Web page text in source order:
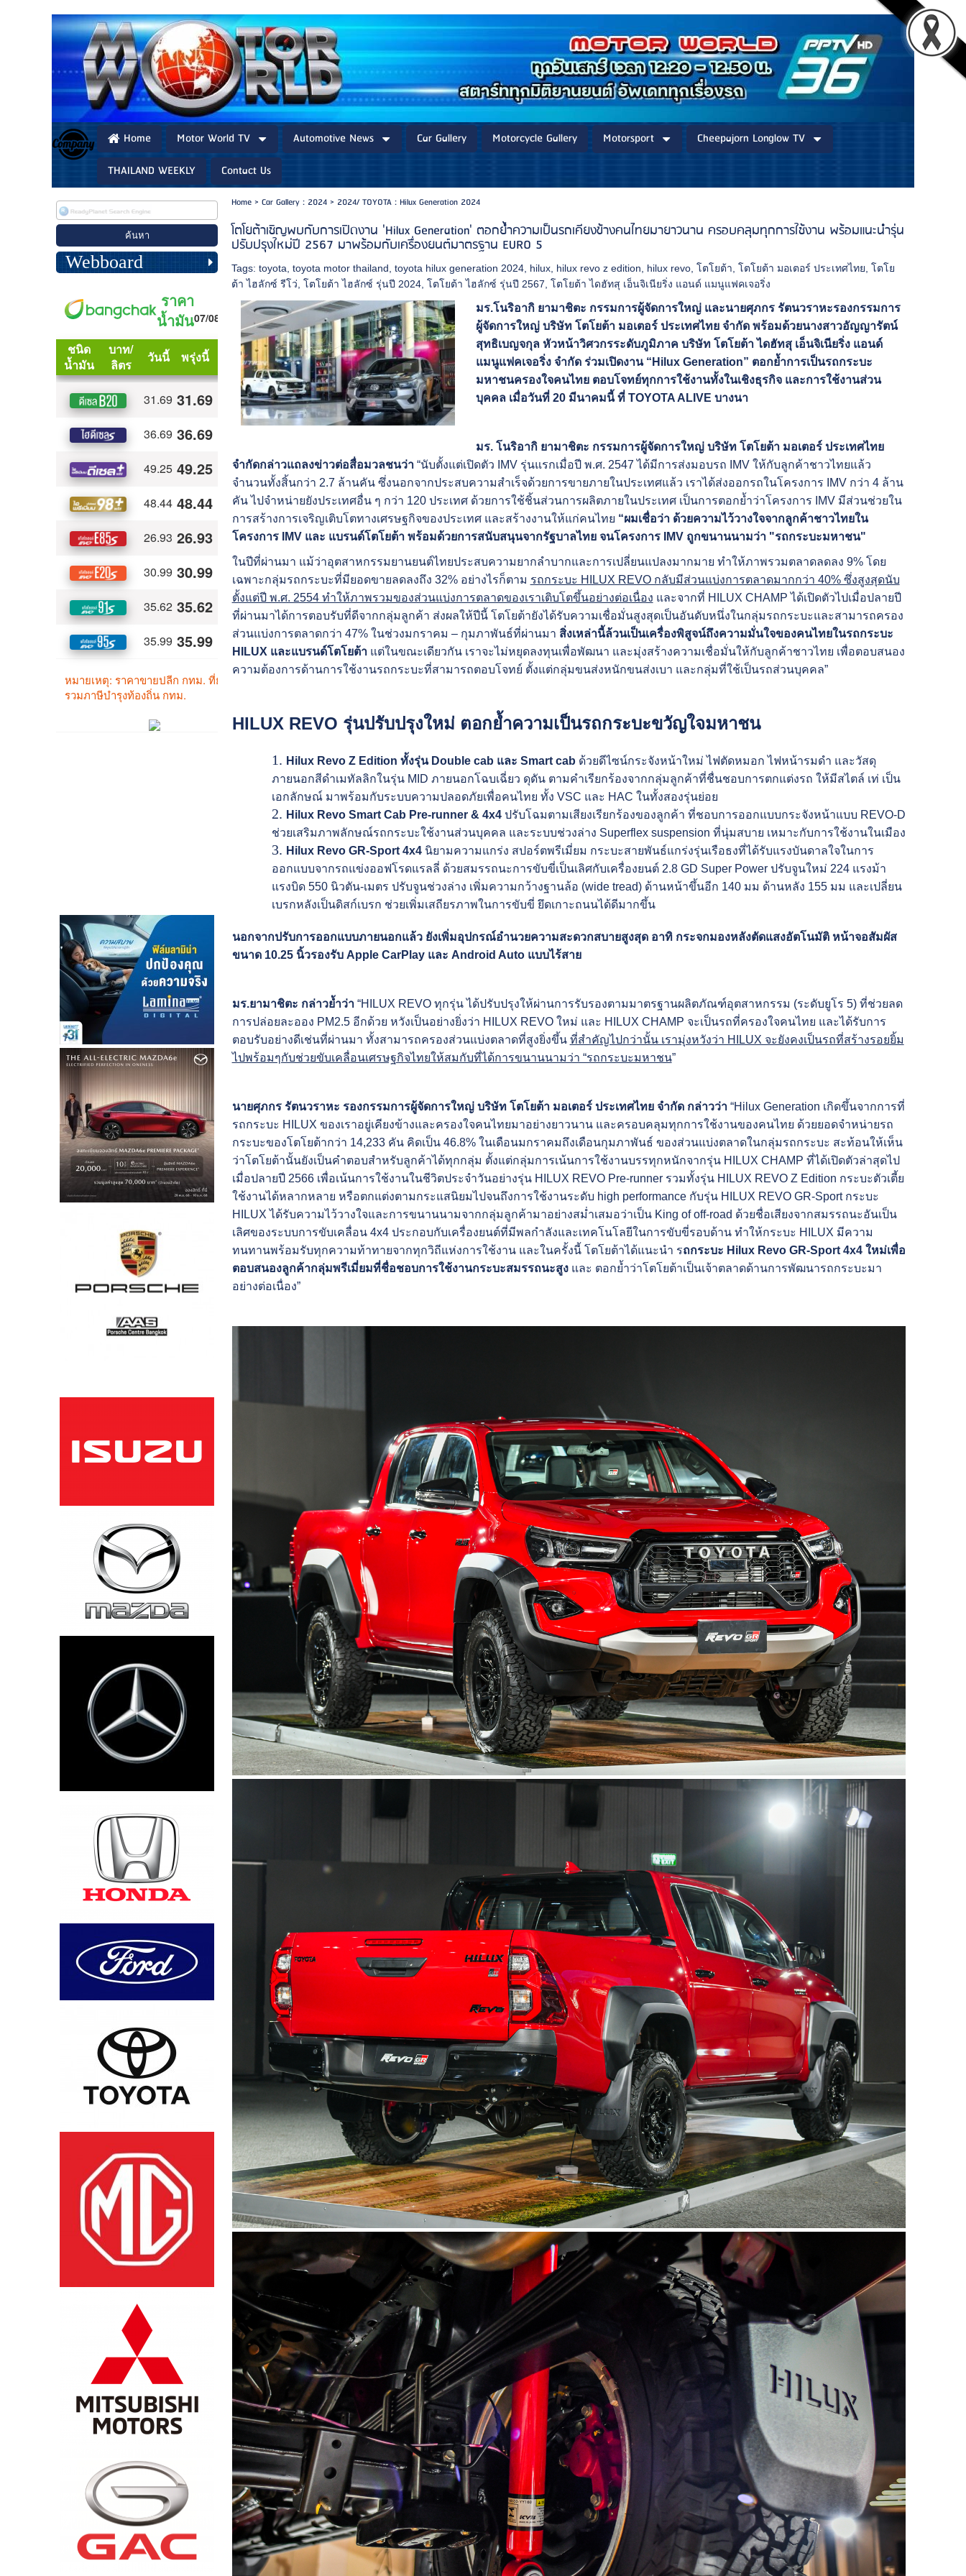
Home Motor World TV Automotive News Car Gallery Motorcycle Gallery Motorsport
Cheepajorn Longlow TV
THAILAND WEEKLY
Contact Us
Webboard
Home> Car Gallery : 2024> 2024/ TOYOTA : Hilux Generation 2024
โตโยต้าเชิญพบกับการเปิดงาน 'Hilux Generation' ตอกย้ำความเป็นรถเคียงข้างคนไทยมายาวนาน ครอบคลุมทุกการใช้งาน พร้อมแนะนำรุ่น
ปรับปรุงใหม่ปี 2567 มาพร้อมกับเครื่องยนต์มาตรฐาน EURO 5
Tags:toyota ,toyota motor thailand ,toyota hilux generation 2024 hilux hilux revo z edition hilux revo ,โตโยต้า ,โตโยต้า มอเตอร์ ประเทศไทย ,โตโย
ต้า ไฮลักซ์ รีโว่ ,โตโยต้า ไฮลักซ์ รุ่นปี 2024 ,โตโยต้า ไฮลักซ์ รุ่นปี 2567 ,โตโยต้า ไดฮัทสุ เอ็นจิเนียริ่ง แอนด์ แมนูแฟคเจอริ่ง
มร.โนริอากิ ยามาชิตะ กรรมการผู้จัดการใหญ่ และนายศุภกร รัตนวราหะรองกรรมการ
ผู้จัดการใหญ่ บริษัท โตโยต้า มอเตอร์ ประเทศไทย จำกัด พร้อมด้วยนางสาวอัญญารัตน์
สุทธิเบญจกุล หัวหน้าวิศวกรระดับภูมิภาค บริษัท โตโยต้า ไดฮัทสุ เอ็นจิเนียริ่ง แอนด์
แมนูแฟคเจอริ่ง จำกัด ร่วมเปิดงาน “Hilux Generation” ตอกย้ำการเป็นรถกระบะ
มหาชนครองใจคนไทย ตอบโจทย์ทุกการใช้งานทั้งในเชิงธุรกิจ และการใช้งานส่วน
บุคคล เมื่อวันที่ 20 มีนาคมนี้ ที่ TOYOTA ALIVE บางนา
มร. โนริอากิ ยามาชิตะ กรรมการผู้จัดการใหญ่ บริษัท โตโยต้า มอเตอร์ ประเทศไทย
จำกัดกล่าวแถลงข่าวต่อสื่อมวลชนว่า“นับตั้งแต่เปิดตัว IMV รุ่นแรกเมื่อปี พ.ศ. 2547 ได้มีการส่งมอบรถ IMV ให้กับลูกค้าชาวไทยแล้ว
จำนวนทั้งสิ้นกว่า 2.7 ล้านคัน ซึ่งนอกจากประสบความสำเร็จด้วยการขายภายในประเทศแล้ว เราได้ส่งออกรถในโครงการ IMV กว่า 4 ล้าน
คัน ไปจำหน่ายยังประเทศอื่น ๆ กว่า 120 ประเทศ ด้วยการใช้ชิ้นส่วนการผลิตภายในประเทศ เป็นการตอกย้ำว่าโครงการ IMV มีส่วนช่วยใน
การสร้างการเจริญเติบโตทางเศรษฐกิจของประเทศ และสร้างงานให้แก่คนไทย “ผมเชื่อว่า ด้วยความไว้วางใจจากลูกค้าชาวไทยใน
โครงการ IMV และ แบรนด์โตโยต้า พร้อมด้วยการสนับสนุนจากรัฐบาลไทย จนโครงการ IMV ถูกขนานนามว่า "รถกระบะมหาชน"
ในปีที่ผ่านมา แม้ว่าอุตสาหกรรมยานยนต์ไทยประสบความยากลำบากและการเปลี่ยนแปลงมากมาย ทำให้ภาพรวมตลาดลดลง 9% โดย
เฉพาะกลุ่มรถกระบะที่มียอดขายลดลงถึง 32% อย่างไรก็ตาม รถกระบะ HILUX REVO กลับมีส่วนแบ่งการตลาดมากกว่า 40% ซึ่งสูงสุดนับ
ตั้งแต่ปี พ.ศ. 2554 ทำให้ภาพรวมของส่วนแบ่งการตลาดของเราเติบโตขึ้นอย่างต่อเนื่อง และจากที่ HILUX CHAMP ได้เปิดตัวไปเมื่อปลายปี
ที่ผ่านมาได้การตอบรับที่ดีจากกลุ่มลูกค้า ส่งผลให้ปีนี้ โตโยต้ายังได้รับความเชื่อมั่นสูงสุดเป็นอันดับหนึ่งในกลุ่มรถกระบะและสามารถครอง
ส่วนแบ่งการตลาดกว่า 47% ในช่วงมกราคม – กุมภาพันธ์ที่ผ่านมา สิ่งเหล่านี้ล้วนเป็นเครื่องพิสูจน์ถึงความมั่นใจของคนไทยในรถกระบะ
HILUX และแบรนด์โตโยต้าแต่ในขณะเดียวกัน เราจะไม่หยุดลงทุนเพื่อพัฒนา และมุ่งสร้างความเชื่อมั่นให้กับลูกค้าชาวไทย เพื่อตอบสนอง
ความต้องการด้านการใช้งานรถกระบะที่สามารถตอบโจทย์ ตั้งแต่กลุ่มขนส่งหนักขนส่งเบา และกลุ่มที่ใช้เป็นรถส่วนบุคคล”
HILUX REVO รุ่นปรับปรุงใหม่ ตอกย้ำความเป็นรถกระบะขวัญใจมหาชน
Hilux Revo Z Edition ทั้งรุ่น Double cab และ Smart cab ด้วยดีไซน์กระจังหน้าใหม่ ไฟตัดหมอก ไฟหน้ารมดำ และวัสดุ
ภายนอกสีดำเมทัลลิกในรุ่น MID ภายนอกโฉบเฉี่ยว ดุดัน ตามคำเรียกร้องจากกลุ่มลูกค้าที่ชื่นชอบการตกแต่งรถ ให้มีสไตล์ เท่ เป็น
เอกลักษณ์ มาพร้อมกับระบบความปลอดภัยเพื่อคนไทย ทั้ง VSC และ HAC ในทั้งสองรุ่นย่อย
Hilux Revo Smart Cab Pre-runner & 4x4ปรับโฉมตามเสียงเรียกร้องของลูกค้า ที่ชอบการออกแบบกระจังหน้าแบบ REVO-D
ช่วยเสริมภาพลักษณ์รถกระบะใช้งานส่วนบุคคล และระบบช่วงล่าง Superflex suspension ที่นุ่มสบาย เหมาะกับการใช้งานในเมือง
Hilux Revo GR-Sport 4x4นิยามความแกร่ง สปอร์ตพรีเมี่ยม กระบะสายพันธ์แกร่งรุ่นเรือธงที่ได้รับแรงบันดาลใจในการ
ออกแบบจากรถแข่งออฟโรดแรลลี่ ด้วยสมรรถนะการขับขี่เป็นเลิศกับเครื่องยนต์ 2.8 GD Super Power ปรับจูนใหม่ 224 แรงม้า
แรงบิด 550 นิวตัน-เมตร ปรับจูนช่วงล่าง เพิ่มความกว้างฐานล้อ (wide tread) ด้านหน้าขึ้นอีก 140 มม ด้านหลัง 155 มม และเปลี่ยน
เบรกหลังเป็นดิสก์เบรก ช่วยเพิ่มเสถียรภาพในการขับขี่ ยึดเกาะถนนได้ดีมากขึ้น
นอกจากปรับการออกแบบภายนอกแล้ว ยังเพิ่มอุปกรณ์อำนวยความสะดวกสบายสูงสุด อาทิ กระจกมองหลังตัดแสงอัตโนมัติ หน้าจอสัมผัส
ขนาด 10.25 นิ้วรองรับ Apple CarPlay และ Android Auto แบบไร้สาย
มร.ยามาชิตะ กล่าวย้ำว่า“HILUX REVO ทุกรุ่น ได้ปรับปรุงให้ผ่านการรับรองตามมาตรฐานผลิตภัณฑ์อุตสาหกรรม (ระดับยูโร 5) ที่ช่วยลด
การปล่อยละออง PM2.5 อีกด้วย หวังเป็นอย่างยิ่งว่า HILUX REVO ใหม่ และ HILUX CHAMP จะเป็นรถที่ครองใจคนไทย และได้รับการ
ตอบรับอย่างดีเช่นที่ผ่านมา ทั้งสามารถครองส่วนแบ่งตลาดที่สูงยิ่งขึ้น ที่สำคัญไปกว่านั้น เรามุ่งหวังว่า HILUX จะยังคงเป็นรถที่สร้างรอยยิ้ม
ไปพร้อมๆกับช่วยขับเคลื่อนเศรษฐกิจไทยให้สมกับที่ได้การขนานนามว่า “รถกระบะมหาชน”
นายศุภกร รัตนวราหะ รองกรรมการผู้จัดการใหญ่ บริษัท โตโยต้า มอเตอร์ ประเทศไทย จำกัด กล่าวว่า“Hilux Generation เกิดขึ้นจากการที่
รถกระบะ HILUX ของเราอยู่เคียงข้างและครองใจคนไทยมาอย่างยาวนาน และครอบคลุมทุกการใช้งานของคนไทย ด้วยยอดจำหน่ายรถ
กระบะของโตโยต้ากว่า 14,233 คัน คิดเป็น 46.8% ในเดือนมกราคมถึงเดือนกุมภาพันธ์ ของส่วนแบ่งตลาดในกลุ่มรถกระบะ สะท้อนให้เห็น
ว่าโตโยต้านั้นยังเป็นคำตอบสำหรับลูกค้าได้ทุกกลุ่ม ตั้งแต่กลุ่มการเน้นการใช้งานบรรทุกหนักจากรุ่น HILUX CHAMP ที่ได้เปิดตัวล่าสุดไป
เมื่อปลายปี 2566 เพื่อเน้นการใช้งานในชีวิตประจำวันอย่างรุ่น HILUX REVO Pre-runner รวมทั้งรุ่น HILUX REVO Z Edition กระบะตัวเตี้ย
ใช้งานได้หลากหลาย หรือตกแต่งตามกระแสนิยมไปจนถึงการใช้งานระดับ high performance กับรุ่น HILUX REVO GR-Sport กระบะ
HILUX ได้รับความไว้วางใจและการขนานนามจากกลุ่มลูกค้ามาอย่างสม่ำเสมอว่าเป็น King of off-road ด้วยชื่อเสียงจากสมรรถนะอันเป็น
เลิศของระบบการขับเคลื่อน 4x4 ประกอบกับเครื่องยนต์ที่มีพลกำลังและเทคโนโลยีในการขับขี่รอบด้าน ทำให้กระบะ HILUX มีความ
ทนทานพร้อมรับทุกความท้าทายจากทุกวิถีแห่งการใช้งาน และในครั้งนี้ โตโยต้าได้แนะนำ รถกระบะ Hilux Revo GR-Sport 4x4 ใหม่เพื่อ
ตอบสนองลูกค้ากลุ่มพรีเมี่ยมที่ชื่อชอบการใช้งานกระบะสมรรถนะสูงและ ตอกย้ำว่าโตโยต้าเป็นเจ้าตลาดด้านการพัฒนารถกระบะมา
อย่างต่อเนื่อง”